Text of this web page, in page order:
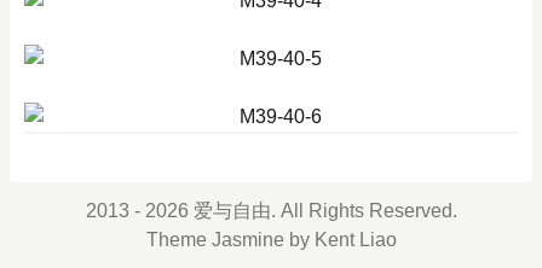
2013 - 2026 爱与自由. All Rights Reserved.
Theme Jasmine by Kent Liao